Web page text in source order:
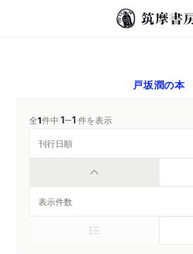
戸坂潤の本
全1件中1─1件を表示